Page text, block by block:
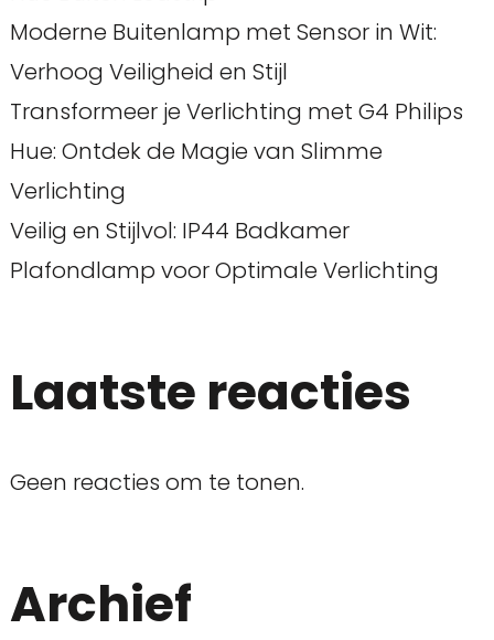
Moderne Buitenlamp met Sensor in Wit:
Verhoog Veiligheid en Stijl
Transformeer je Verlichting met G4 Philips
Hue: Ontdek de Magie van Slimme
Verlichting
Veilig en Stijlvol: IP44 Badkamer
Plafondlamp voor Optimale Verlichting
Laatste reacties
Geen reacties om te tonen.
Archief